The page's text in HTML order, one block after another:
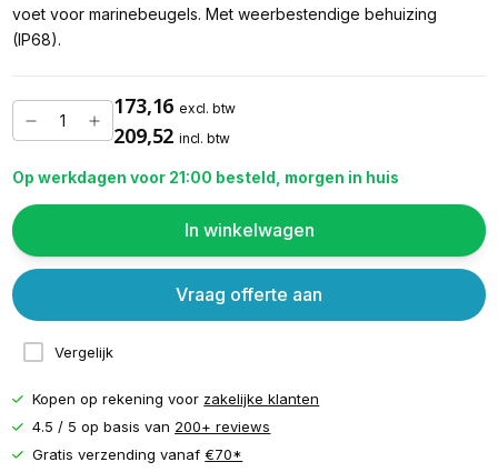
voet voor marinebeugels. Met weerbestendige behuizing
(IP68).
173,16 excl. btw
209,52 incl. btw
Op werkdagen voor 21:00 besteld, morgen in huis
In winkelwagen
Vergelijk
Vraag offerte aan
Kopen op rekening voor zakelijke klanten
4.5 / 5 op basis van 200+ reviews
Gratis verzending vanaf€70*